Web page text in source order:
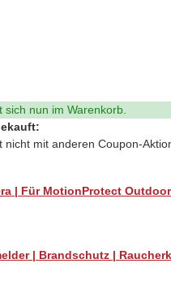
nun im Warenkorb.
nicht mit anderen Coupon-
| Für MotionProtect
| Brandschutz |